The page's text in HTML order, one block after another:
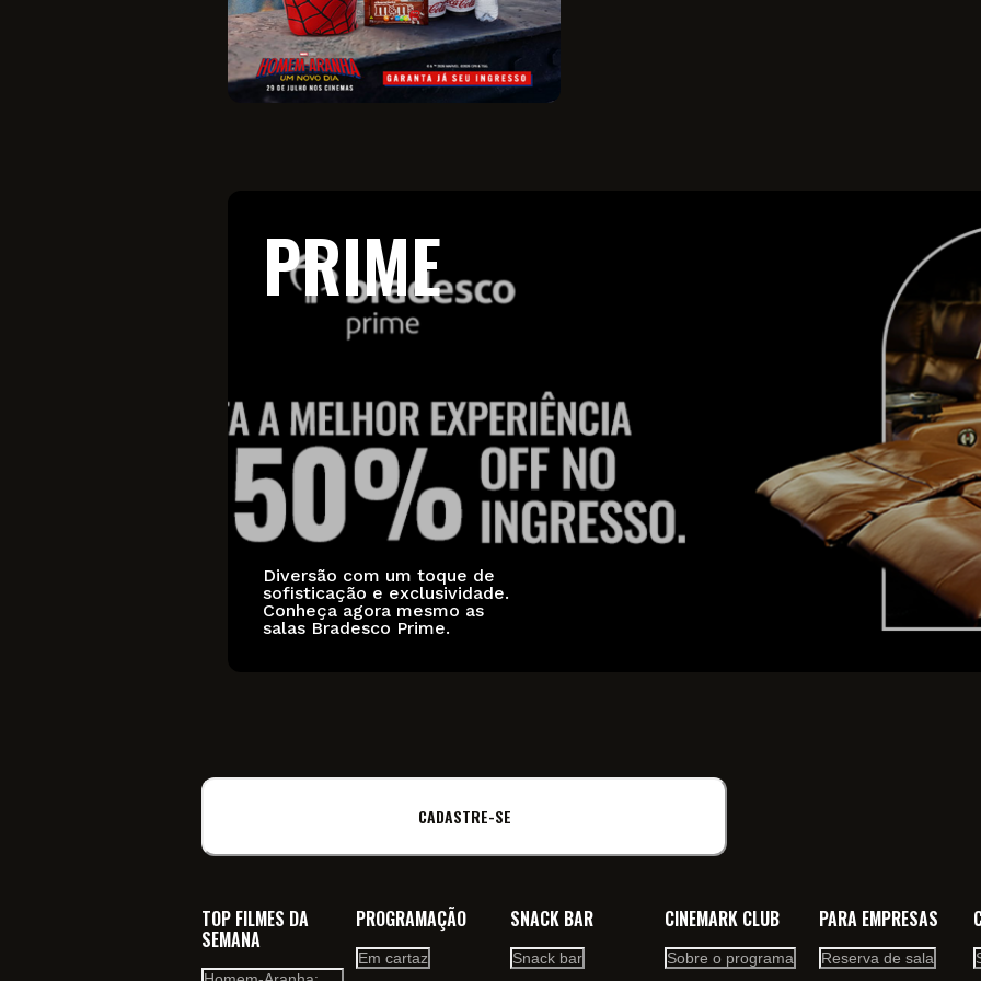
PRIME
Diversão com um toque de
sofisticação e exclusividade.
Conheça agora mesmo as
salas Bradesco Prime.
CADASTRE-SE
TOP FILMES DA
SEMANA
PROGRAMAÇÃO
Em cartaz
SNACK BAR
Snack bar
CINEMARK CLUB
Sobre o programa
PARA EMPRESAS
Reserva de sala